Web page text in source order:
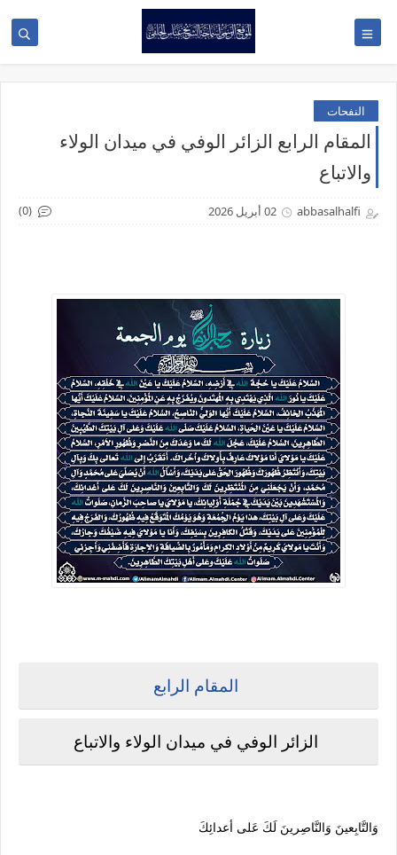
النفحات
المقام الرابع الزائر الوفي في ميدان الولاء
والاتباع
abbasalhalfi 02 أبريل 2026 (0)
المقام الرابع
الزائر الوفي في ميدان الولاء والاتباع
وَالتَّابِعينَ وَالنَّاصِرينَ لَكَ عَلى أعدائِكَ